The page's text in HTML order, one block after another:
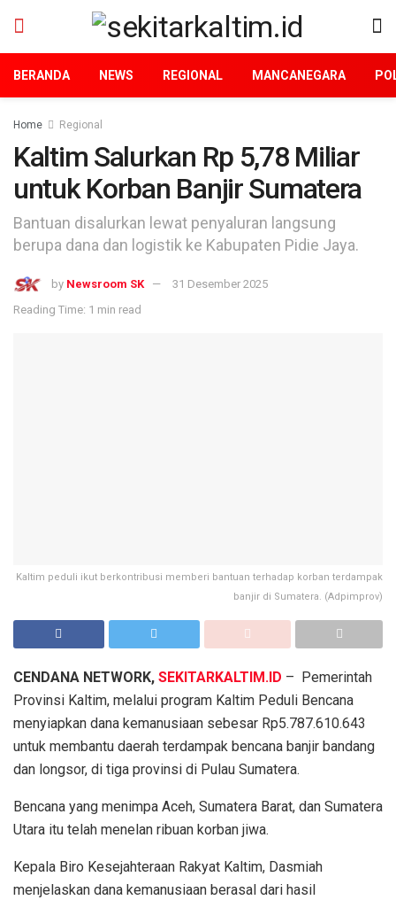
BERANDA NEWS REGIONAL MANCANEGARA
Home Regional
Kaltim Salurkan Rp 5,78 Miliar
untuk Korban Banjir Sumatera
Bantuan disalurkan lewat penyaluran langsung
berupa dana dan logistik ke Kabupaten Pidie Jaya.
by Newsroom SK
31 Desember 2025
Reading Time: 1 min read
Kaltim peduli ikut berkontribusi memberi bantuan terhadap korban terdampak
banjir di Sumatera. (Adpimprov)
CENDANA NETWORK, SEKITARKALTIM.ID – Pemerintah
Provinsi Kaltim, melalui program Kaltim Peduli Bencana
menyiapkan dana kemanusiaan sebesar Rp5.787.610.643
untuk membantu daerah terdampak bencana banjir bandang
dan longsor, di tiga provinsi di Pulau Sumatera.
Bencana yang menimpa Aceh, Sumatera Barat, dan Sumatera
Utara itu telah menelan ribuan korban jiwa.
Kepala Biro Kesejahteraan Rakyat Kaltim, Dasmiah
menjelaskan dana kemanusiaan berasal dari hasil